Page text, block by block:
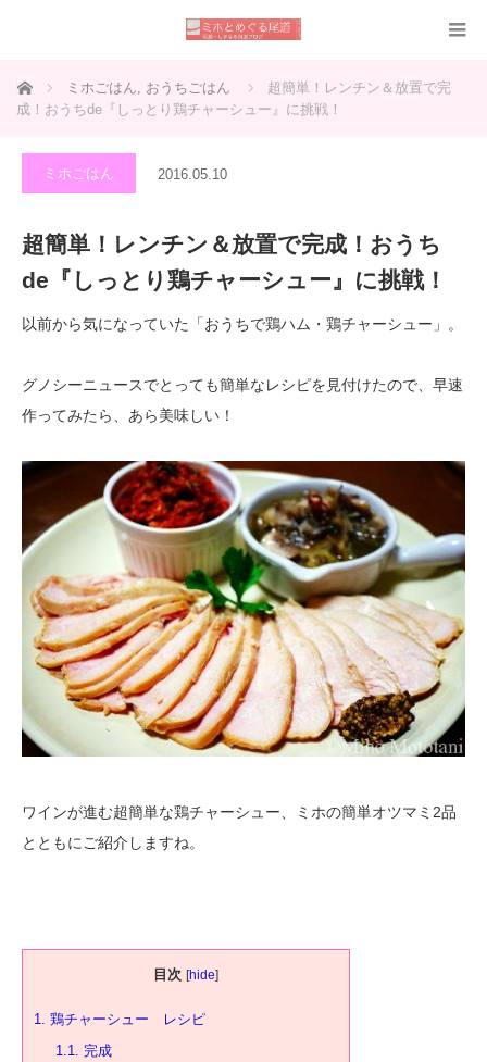
ホーム ミホごはん, おうちごはん
超簡単！レンチン＆放置で完
成！おうちde『しっとり鶏チャーシュー』に挑戦！
ミホごはん 2016.05.10
超簡単！レンチン＆放置で完成！おうち
de『しっとり鶏チャーシュー』に挑戦！
以前から気になっていた「おうちで鶏ハム・鶏チャーシュー」。
グノシーニュースでとっても簡単なレシピを見付けたので、早速
作ってみたら、あら美味しい！
ワインが進む超簡単な鶏チャーシュー、ミホの簡単オツマミ2品
とともにご紹介しますね。
目次 [hide]
1. 鶏チャーシュー レシピ
1.1. 完成